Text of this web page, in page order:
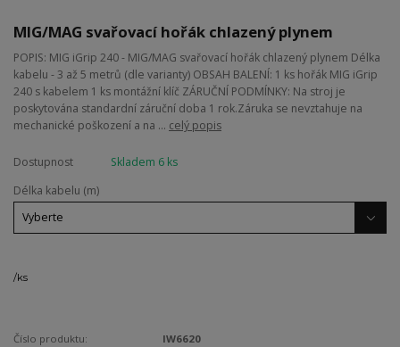
MIG/MAG svařovací hořák chlazený plynem
POPIS: MIG iGrip 240 - MIG/MAG svařovací hořák chlazený plynem Délka
kabelu - 3 až 5 metrů (dle varianty) OBSAH BALENÍ: 1 ks hořák MIG iGrip
240 s kabelem 1 ks montážní klíč ZÁRUČNÍ PODMÍNKY: Na stroj je
poskytována standardní záruční doba 1 rok.Záruka se nevztahuje na
mechanické poškození a na ... celý popis
Dostupnost
Skladem 6 ks
Délka kabelu (m)
/ks
Číslo produktu:
IW6620